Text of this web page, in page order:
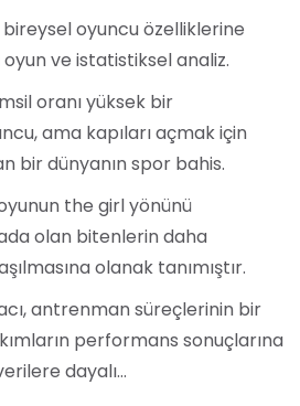
oyuncu özelliklerine
oyun ve istatistiksel analiz.
oranı yüksek bir
ama kapıları açmak için
bir dünyanın spor bahis.
the girl yönünü
olan bitenlerin daha
olanak tanımıştır.
antrenman süreçlerinin bir
performans sonuçlarına
dayalı…